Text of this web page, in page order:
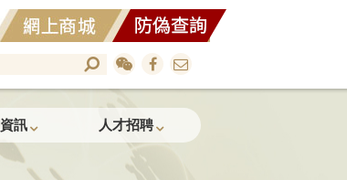
資訊 人才招聘